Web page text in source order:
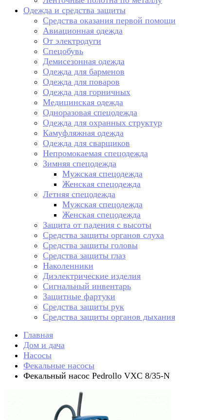
Одежда и средства защиты
Средства оказания первой помощи
Авиационная одежда
От электродуги
Спецобувь
Демисезонная одежда
Одежда для барменов
Одежда для поваров
Одежда для горничных
Медицинская одежда
Одноразовая спецодежда
Одежда для охранных структур
Камуфляжная одежда
Одежда для сварщиков
Непромокаемая спецодежда
Зимняя спецодежда
Мужская спецодежда
Женская спецодежда
Летняя спецодежда
Мужская спецодежда
Женская спецодежда
Защита от падения с высоты
Средства защиты органов слуха
Средства защиты головы
Средства защиты глаз
Наколенники
Диэлектрические изделия
Сигнальный инвентарь
Защитные фартуки
Средства защиты рук
Средства защиты органов дыхания
Главная
Дом и дача
Насосы
Фекальные насосы
Фекальный насос Pedrollo VXC 8/35-N